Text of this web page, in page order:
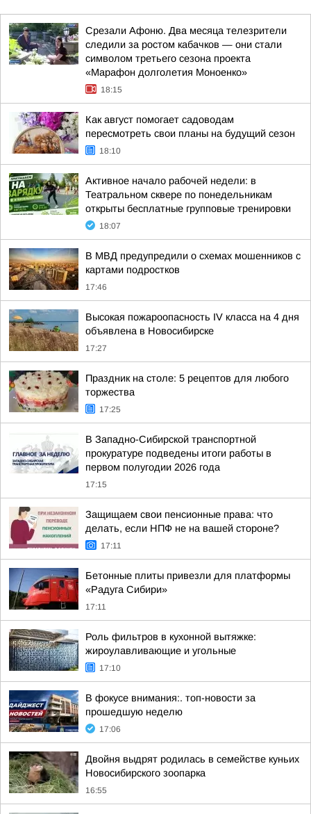
Срезали Афоню. Два месяца телезрители
следили за ростом кабачков — они стали
символом третьего сезона проекта
«Марафон долголетия Моноенко»
18:15
Как август помогает садоводам
пересмотреть свои планы на будущий сезон
18:10
Активное начало рабочей недели: в
Театральном сквере по понедельникам
открыты бесплатные групповые тренировки
18:07
В МВД предупредили о схемах мошенников с
картами подростков
17:46
Высокая пожароопасность IV класса на 4 дня
объявлена в Новосибирске
17:27
Праздник на столе: 5 рецептов для любого
торжества
17:25
В Западно-Сибирской транспортной
прокуратуре подведены итоги работы в
первом полугодии 2026 года
17:15
Защищаем свои пенсионные права: что
делать, если НПФ не на вашей стороне?
17:11
Бетонные плиты привезли для платформы
«Радуга Сибири»
17:11
Роль фильтров в кухонной вытяжке:
жироулавливающие и угольные
17:10
В фокусе внимания:. топ-новости за
прошедшую неделю
17:06
Двойня выдрят родилась в семействе куньих
Новосибирского зоопарка
16:55